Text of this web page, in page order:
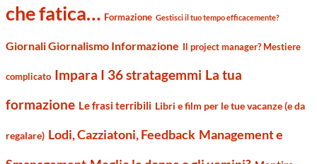
che fatica… Formazione Gestisci il tuo tempo efficacemente?
Giornali Giornalismo Informazione Il project manager? Mestiere
complicato Impara I 36 stratagemmi La tua
formazione Le frasi terribili Libri e film per le tue vacanze (e da
regalare) Lodi, Cazziatoni, Feedback Management e